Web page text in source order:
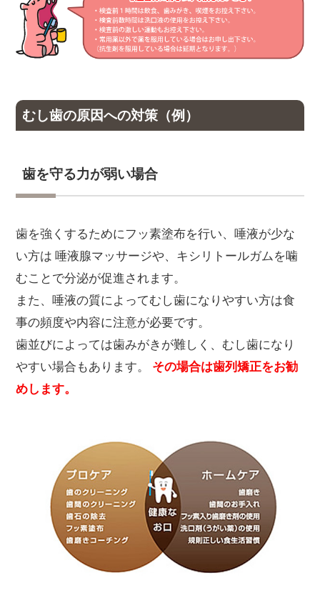
むし歯の原因への対策（例）
歯を守る力が弱い場合
歯を強くするためにフッ素塗布を行い、唾液が少な
い方は 唾液腺マッサージや、キシリトールガムを噛
むことで分泌が促進されます。
また、唾液の質によってむし歯になりやすい方は食
事の頻度や内容に注意が必要です。
歯並びによっては歯みがきが難しく、むし歯になり
やすい場合もあります。 その場合は歯列矯正をお勧
めします。